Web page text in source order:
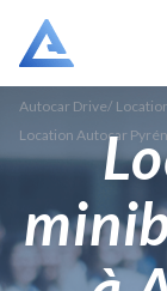
Autocar Drive/
Location Autocar